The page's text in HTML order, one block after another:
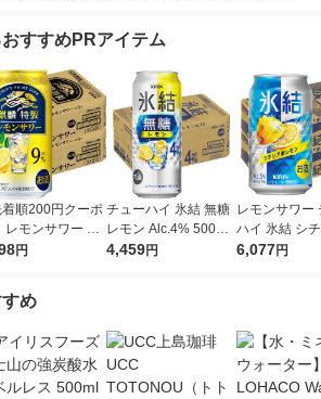
すすめPRアイテム
着順200円クーポ
レモンサワー チ
麟特製 レ
円
チューハイ 氷結 無糖
レモン Alc.4% 500ml
1ケース(24本入) レモ
4,459円
レモンサワー
ハイ 氷結 シ
レモン 350ml
6,077円
め